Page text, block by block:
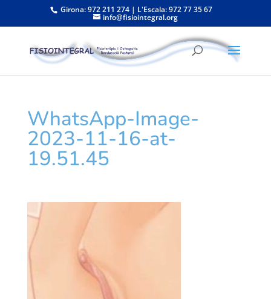
Girona: 972 211 274 | L'Escala: 972 77 35 67
info@fisiointegral.org
WhatsApp-Image-
2023-11-16-at-
19.51.45